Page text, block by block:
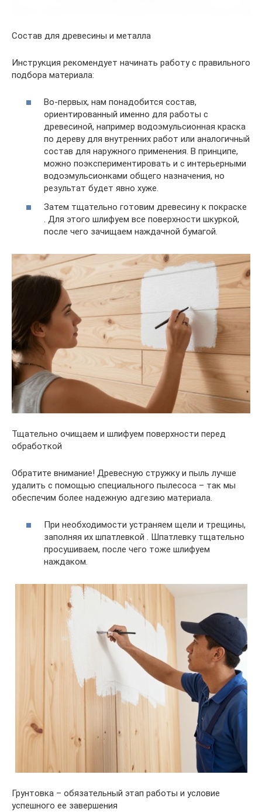
Состав для древесины и металла
Инструкция рекомендует начинать работу с правильного
подбора материала:
Во-первых, нам понадобится состав,
ориентированный именно для работы с
древесиной, например водоэмульсионная краска
по дереву для внутренних работ или аналогичный
состав для наружного применения. В принципе,
можно поэкспериментировать и с интерьерными
водоэмульсионками общего назначения, но
результат будет явно хуже.
Затем тщательно готовим древесину к покраске
. Для этого шлифуем все поверхности шкуркой,
после чего зачищаем наждачной бумагой.
Тщательно очищаем и шлифуем поверхности перед
обработкой
Обратите внимание! Древесную стружку и пыль лучше
удалить с помощью специального пылесоса – так мы
обеспечим более надежную адгезию материала.
При необходимости устраняем щели и трещины,
заполняя их шпатлевкой . Шпатлевку тщательно
просушиваем, после чего тоже шлифуем
наждаком.
Грунтовка – обязательный этап работы и условие
успешного ее завершения